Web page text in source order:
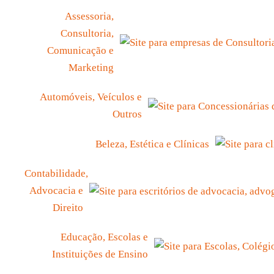
Assessoria,
Consultoria,
Comunicação e
Marketing
Automóveis, Veículos e
Outros
Beleza, Estética e Clínicas
Contabilidade,
Advocacia e
Direito
Educação, Escolas e
Instituições de Ensino